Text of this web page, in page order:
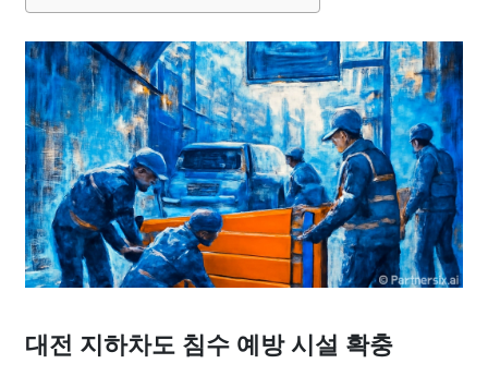
대출 자동차 취미 여행 맛집 IT 컴퓨터 기술
종교 사회 정치 건강 의료 의학 경제 마케팅
부동산 외국어 교육 교통 생활 기타
대전 지하차도 침수 예방 시설 확충